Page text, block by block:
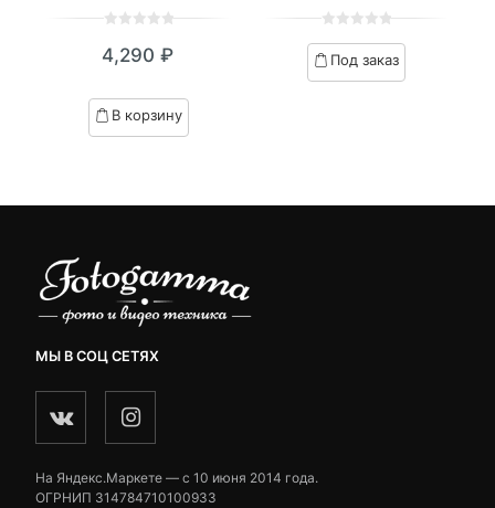
out
based
on
4,290 ₽
В корзину
out
of
Под заказ
МЫ В СОЦ СЕТЯХ
На Яндекс.Маркете — c 10 июня 2014 года.
ОГРНИП 314784710100933